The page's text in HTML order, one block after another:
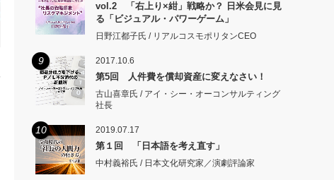
vol.2 「右上り×紺」戦略か？ 日米会見に見
る「ビジュアル・パワーゲーム」
日野江都子氏 / リアルコスモポリタンCEO
9 2017.10.6
第5回 人件費を償却資産に変えなさい！
古山喜章氏 / アイ・シー・オーコンサルティング
社長
10 2019.07.17
第１回 「日本語を考え直す」
中村義裕氏 / 日本文化研究家／演劇評論家